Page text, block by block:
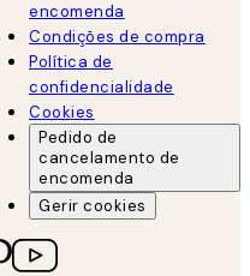
encomenda
Condições de compra
Política de
confidencialidade
Cookies
Pedido de
cancelamento de
encomenda
Gerir cookies